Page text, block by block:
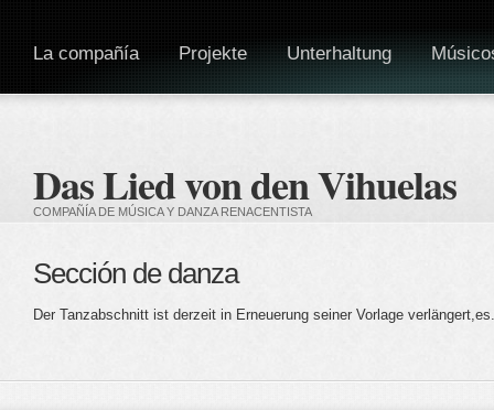
Das Lied von den Vihuelas
COMPAÑÍA DE MÚSICA Y DANZA RENACENTISTA
La compañía Projekte Unterhaltung
Sección de danza
Der Tanzabschnitt ist derzeit in Erneuerung seiner Vorlage verlängert,es.